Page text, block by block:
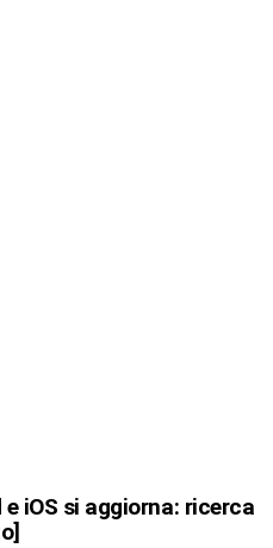
iOS si aggiorna: ricerca